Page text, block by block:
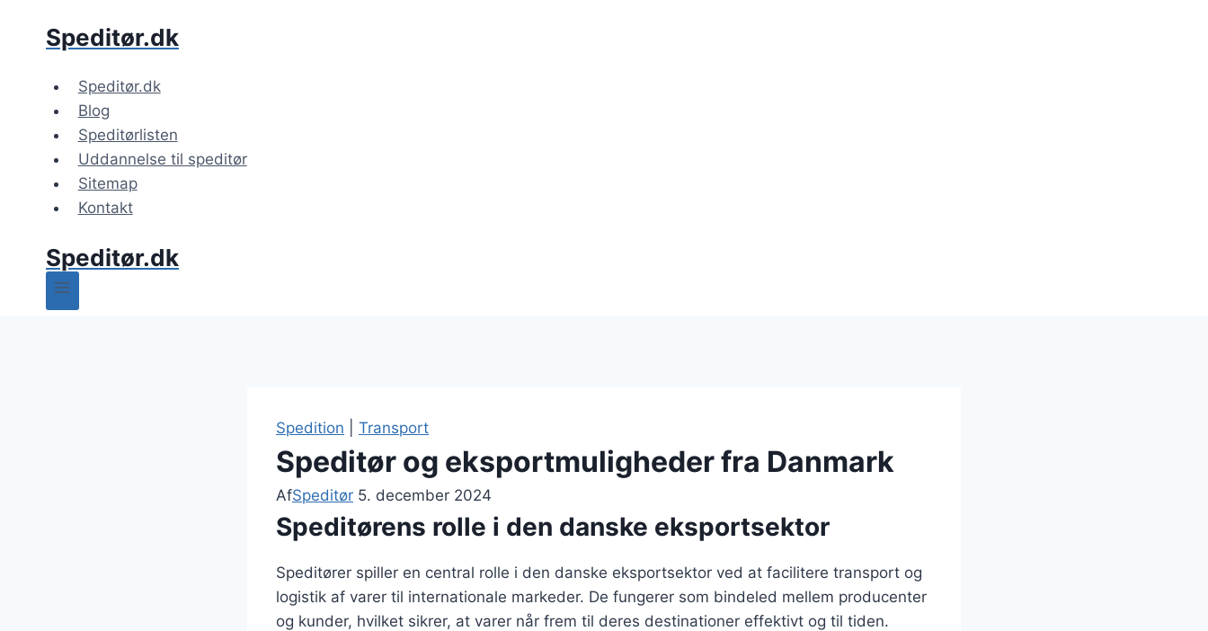
Speditør.dk
Speditør.dk
Blog
Speditørlisten
Uddannelse til speditør
Sitemap
Kontakt
Speditør.dk
Spedition Transport
Speditør og eksportmuligheder fra Danmark
AfSpeditør 5. december 2024
Speditørens rolle i den danske eksportsektor
Speditører spiller en central rolle i den danske eksportsektor ved at facilitere transport og
logistik af varer til internationale markeder. De fungerer som bindeled mellem producenter
og kunder, hvilket sikrer, at varer når frem til deres destinationer effektivt og til tiden.